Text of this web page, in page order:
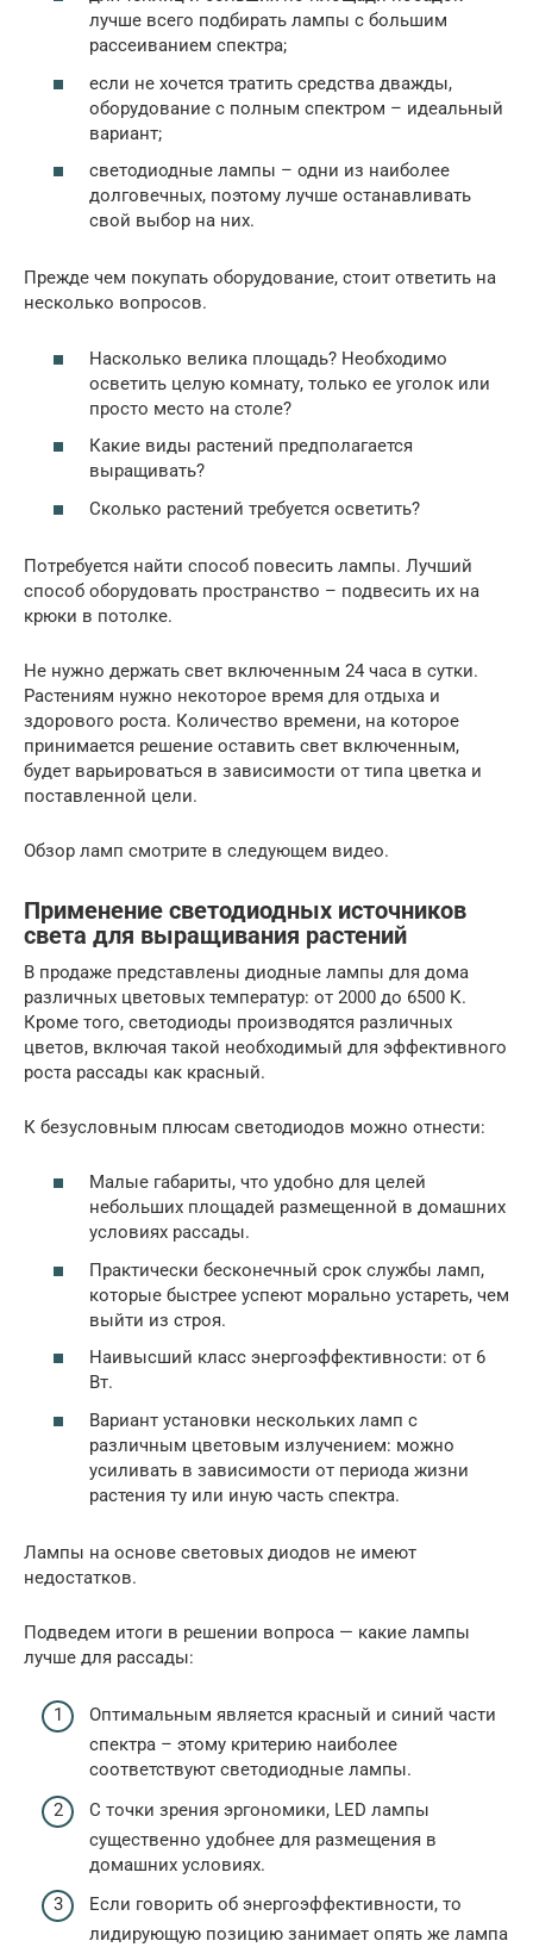
лучше всего подбирать лампы с большим
рассеиванием спектра;
если не хочется тратить средства дважды,
оборудование с полным спектром – идеальный
вариант;
светодиодные лампы – одни из наиболее
долговечных, поэтому лучше останавливать
свой выбор на них.
Прежде чем покупать оборудование, стоит ответить на
несколько вопросов.
Насколько велика площадь? Необходимо
осветить целую комнату, только ее уголок или
просто место на столе?
Какие виды растений предполагается
выращивать?
Сколько растений требуется осветить?
Потребуется найти способ повесить лампы. Лучший
способ оборудовать пространство – подвесить их на
крюки в потолке.
Не нужно держать свет включенным 24 часа в сутки.
Растениям нужно некоторое время для отдыха и
здорового роста. Количество времени, на которое
принимается решение оставить свет включенным,
будет варьироваться в зависимости от типа цветка и
поставленной цели.
Обзор ламп смотрите в следующем видео.
Применение светодиодных источников
света для выращивания растений
В продаже представлены диодные лампы для дома
различных цветовых температур: от 2000 до 6500 К.
Кроме того, светодиоды производятся различных
цветов, включая такой необходимый для эффективного
роста рассады как красный.
К безусловным плюсам светодиодов можно отнести:
Малые габариты, что удобно для целей
небольших площадей размещенной в домашних
условиях рассады.
Практически бесконечный срок службы ламп,
которые быстрее успеют морально устареть, чем
выйти из строя.
Наивысший класс энергоэффективности: от 6
Вт.
Вариант установки нескольких ламп с
различным цветовым излучением: можно
усиливать в зависимости от периода жизни
растения ту или иную часть спектра.
Лампы на основе световых диодов не имеют
недостатков.
Подведем итоги в решении вопроса — какие лампы
лучше для рассады:
Оптимальным является красный и синий части
спектра – этому критерию наиболее
соответствуют светодиодные лампы.
С точки зрения эргономики, LED лампы
существенно удобнее для размещения в
домашних условиях.
Если говорить об энергоэффективности, то
лидирующую позицию занимает опять же лампа